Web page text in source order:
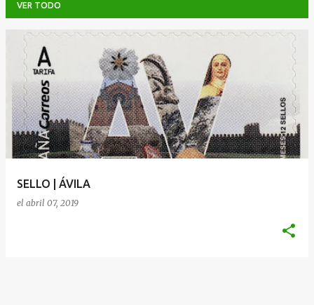
VER TODO
SELLO | ÁVILA
el abril 07, 2019